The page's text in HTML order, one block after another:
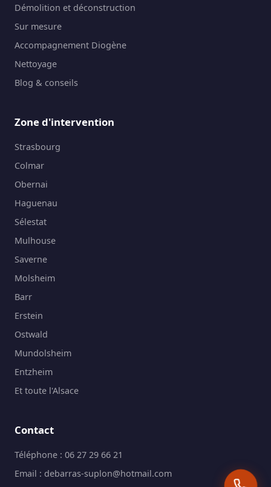
Démolition et déconstruction
Sur mesure
Accompagnement Diogène
Nettoyage
Blog & conseils
Zone d'intervention
Strasbourg
Colmar
Obernai
Haguenau
Sélestat
Mulhouse
Saverne
Molsheim
Barr
Erstein
Ostwald
Mundolsheim
Entzheim
Et toute l'Alsace
Contact
Téléphone : 06 27 29 66 21
Email : debarras-suplon@hotmail.com